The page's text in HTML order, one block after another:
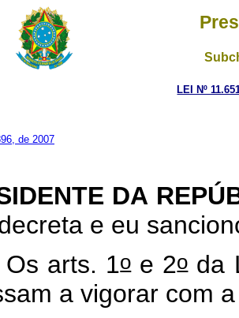
LEI Nº
de 2007
DA
e eu
Os arts. 1oe 2oda
a vigorar com